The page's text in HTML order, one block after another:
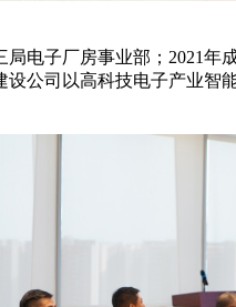
电子厂房事业部；2021
公司以高科技电子产业